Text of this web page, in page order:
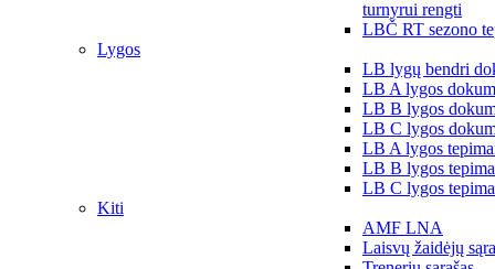
turnyrui rengti
LBČ RT sezono
Lygos
LB lygų bendri
LB A lygos
LB B lygos
LB C lygos
LB A lygos
LB B lygos
LB C lygos
Kiti
AMF LNA
Laisvų žaidėjų